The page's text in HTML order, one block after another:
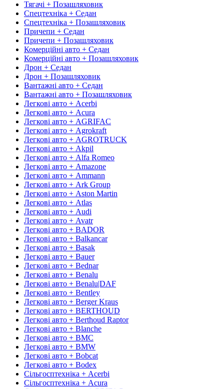
Тягачі + Позашляховик
Спецтехніка + Седан
Спецтехніка + Позашляховик
Причепи + Седан
Причепи + Позашляховик
Комерційні авто + Седан
Комерційні авто + Позашляховик
Дрон + Седан
Дрон + Позашляховик
Вантажні авто + Седан
Вантажні авто + Позашляховик
Легкові авто + Acerbi
Легкові авто + Acura
Легкові авто + AGRIFAC
Легкові авто + Agrokraft
Легкові авто + AGROTRUCK
Легкові авто + Akpil
Легкові авто + Alfa Romeo
Легкові авто + Amazone
Легкові авто + Ammann
Легкові авто + Ark Group
Легкові авто + Aston Martin
Легкові авто + Atlas
Легкові авто + Audi
Легкові авто + Avatr
Легкові авто + BADOR
Легкові авто + Balkancar
Легкові авто + Basak
Легкові авто + Bauer
Легкові авто + Bednar
Легкові авто + Benalu
Легкові авто + Benalu|DAF
Легкові авто + Bentley
Легкові авто + Berger Kraus
Легкові авто + BERTHOUD
Легкові авто + Berthoud Raptor
Легкові авто + Blanche
Легкові авто + BMC
Легкові авто + BMW
Легкові авто + Bobcat
Легкові авто + Bodex
Сільгосптехніка + Acerbi
Сільгосптехніка + Acura